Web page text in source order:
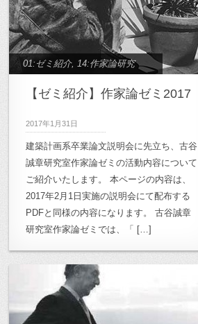
01:ゼミ紹介, 14:作家論研究
【ゼミ紹介】作家論ゼミ2017
2017年1月31日
建築計画系卒業論文説明会に先立ち、古谷
誠章研究室作家論ゼミの活動内容について
ご紹介いたします。 本ページの内容は、
2017年2月1日実施の説明会にて配布する
PDFと同様の内容になります。 古谷誠章
研究室作家論ゼミでは、「 […]